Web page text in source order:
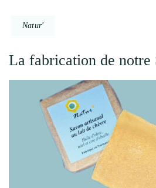
Natur'
La fabrication de notre